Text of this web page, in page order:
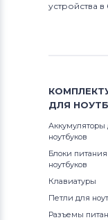
устройства
ДЛЯ
Аккумуляторы
ноутбуков
Блоки
ноутбуков
Клавиатуры
Петли для
Разъемы